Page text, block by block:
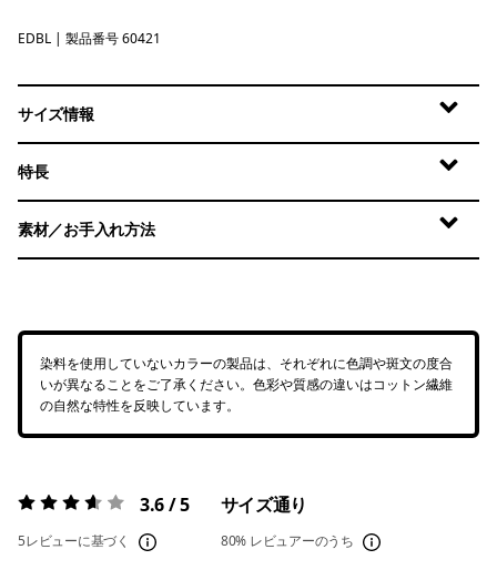
Eddy Blue
EDBL | 製品番号 60421
サイズ情報
特長
素材／お手入れ方法
染料を使用していないカラーの製品は、それぞれに色調や斑文の度合
いが異なることをご了承ください。色彩や質感の違いはコットン繊維
の自然な特性を反映しています。
評価:3.6 / 5 3.6 / 5
5レビューに基づく
サイズ通り
80% レビュアーのうち